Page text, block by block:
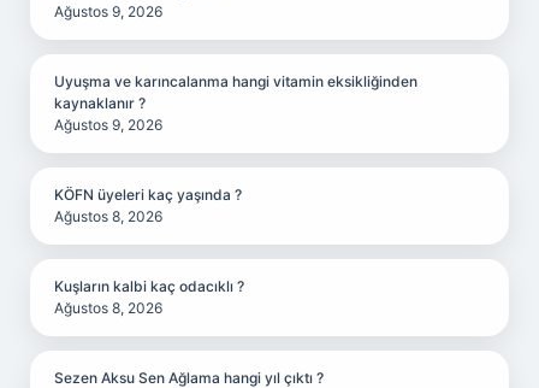
Ağustos 9, 2026
Uyuşma ve karıncalanma hangi vitamin eksikliğinden
kaynaklanır ?
Ağustos 9, 2026
KÖFN üyeleri kaç yaşında ?
Ağustos 8, 2026
Kuşların kalbi kaç odacıklı ?
Ağustos 8, 2026
Sezen Aksu Sen Ağlama hangi yıl çıktı ?